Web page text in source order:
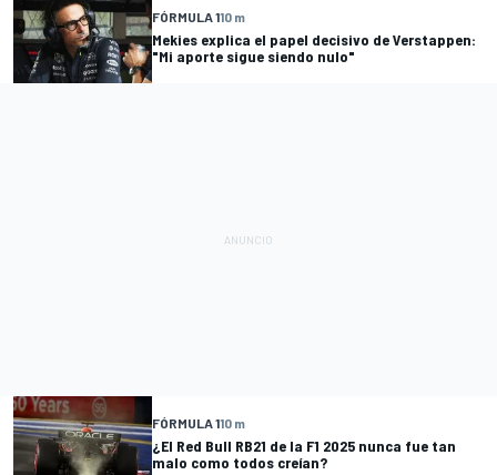
FÓRMULA 110 m
Mekies explica el papel decisivo de Verstappen:
"Mi aporte sigue siendo nulo"
FÓRMULA 110 m
¿El Red Bull RB21 de la F1 2025 nunca fue tan
malo como todos creían?